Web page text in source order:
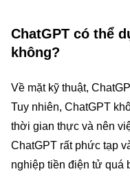
ChatGPT có thể
không?
Về mặt kỹ thuật,
Tuy nhiên, ChatGPT
thời gian thực và nên
ChatGPT rất phức tạp
nghiệp tiền điện tử quá